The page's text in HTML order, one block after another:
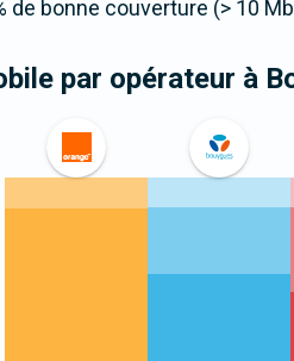
de bonne couverture (> 10
par opérateur à